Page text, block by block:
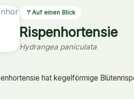
Auf einen Blick
Rispenhortensie
Hydrangea paniculata
hat kegelförmige